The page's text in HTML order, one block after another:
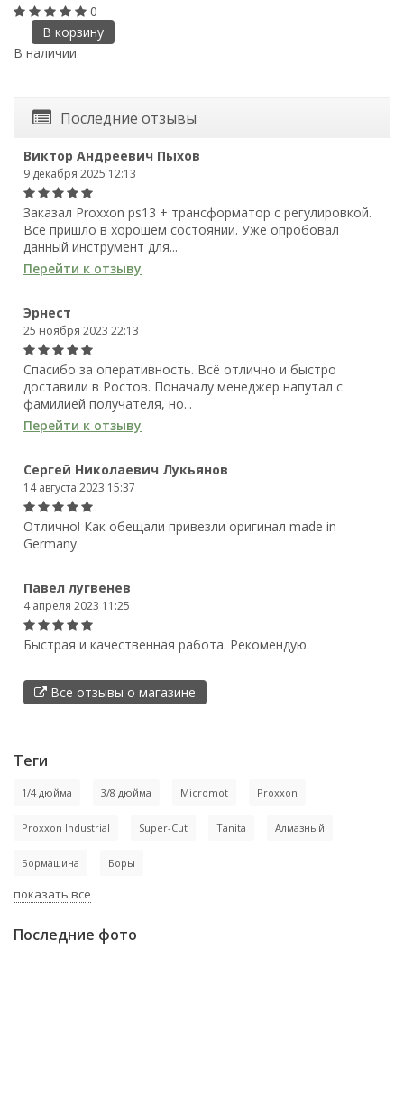
0
В корзину
В наличии
Последние отзывы
Виктор Андреевич Пыхов
9 декабря 2025 12:13
Заказал Proxxon ps13 + трансформатор с регулировкой.
Всё пришло в хорошем состоянии. Уже опробовал
данный инструмент для...
Перейти к отзыву
Эрнест
25 ноября 2023 22:13
Спасибо за оперативность. Всё отлично и быстро
доставили в Ростов. Поначалу менеджер напутал с
фамилией получателя, но...
Перейти к отзыву
Сергей Николаевич Лукьянов
14 августа 2023 15:37
Отлично! Как обещали привезли оригинал made in
Germany.
Павел лугвенев
4 апреля 2023 11:25
Быстрая и качественная работа. Рекомендую.
Все отзывы о магазине
Теги
1/4 дюйма 3/8 дюйма Micromot Proxxon
Proxxon Industrial Super-Cut Tanita Алмазный
Бормашина Боры
показать все
Последние фото